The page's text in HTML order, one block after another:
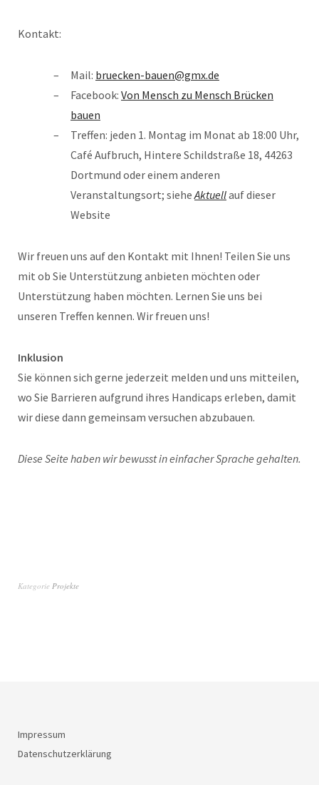
Kontakt:
Mail: bruecken-bauen@gmx.de
Facebook: Von Mensch zu Mensch Brücken
bauen
Treffen: jeden 1. Montag im Monat ab 18:00 Uhr,
Café Aufbruch, Hintere Schildstraße 18, 44263
Dortmund oder einem anderen
Veranstaltungsort; siehe Aktuellauf dieser
Website
Wir freuen uns auf den Kontakt mit Ihnen! Teilen Sie uns
mit ob Sie Unterstützung anbieten möchten oder
Unterstützung haben möchten. Lernen Sie uns bei
unseren Treffen kennen. Wir freuen uns!
Inklusion
Sie können sich gerne jederzeit melden und uns mitteilen,
wo Sie Barrieren aufgrund ihres Handicaps erleben, damit
wir diese dann gemeinsam versuchen abzubauen.
Diese Seite haben wir bewusst in einfacher Sprache gehalten.
Kategorie Projekte
Impressum
Datenschutzerklärung